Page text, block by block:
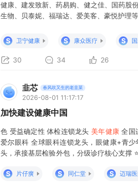
健康、建发致新、药易购、健之佳、国药股
生物、贝泰妮、福瑞达、爱美客、豪悦护理
亿国民的健康需求转化为路径清晰的产业发
S 卫宁健康 S 康众医疗 S
30 34 26
韭芯 春风吹又生的老韭菜
2026-08-01 11:17:17
加快建设健康中国
色 受益确定性 体检连锁龙头 美年健康 全国
爱尔眼科 全球眼科连锁龙头，眼健康+青少
头，承接基层检验外包，分级诊疗核心支撑
S
片仔癀 S 同仁堂 S 迈瑞